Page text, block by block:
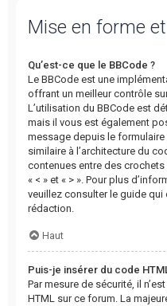
Mise en forme
Qu’est-ce que le BBCode ?
Le BBCode est une
offrant un meilleur contrôle
L’utilisation du BBCode est
mais il vous est également
message depuis le
similaire à l’architecture du
contenues entre des crochets
« < » et « > ». Pour plus
veuillez consulter le guide
rédaction.
Haut
Puis-je insérer du code
Par mesure de sécurité, il
HTML sur ce forum. La